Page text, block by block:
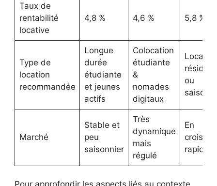
Taux de
rentabilité
locative
4,8 % 4,6 % 5,8 %
Type de
location
recommandée
Longue
durée
étudiante
et jeunes
actifs
Colocation
étudiante
&
nomades
digitaux
ou
Marché
Stable et
peu
saisonnier
Très
dynamique
mais
régulé
En
rapide
Pour approfondir les aspects liés au contexte